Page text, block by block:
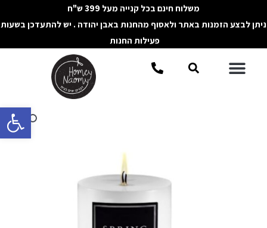
פתח
לתוכן
משלוח חינם בכל קנייה מעל 399 ש"ח
ניתן לבצע הזמנות באתר ולאסוף מהחנות באבן יהודה . יש להתעדכן בשעות
פעילות החנות
תפריטחיפוש